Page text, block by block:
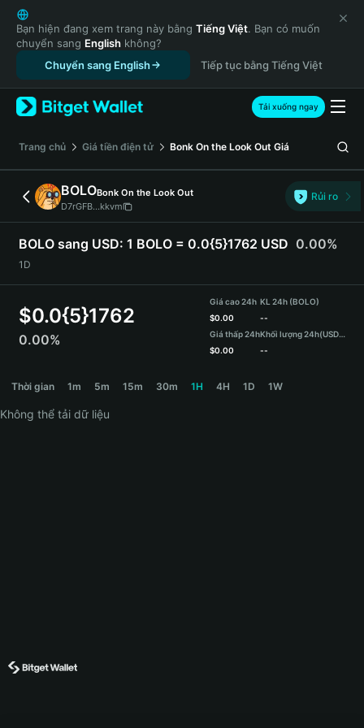
English
日本語
Tiếng Việt
Русский
Español (Latinoamérica)
Türkçe
Français
Deutsch
简体中文
繁體中文
Português (Portugal)
Bahasa Indonesia
ภาษาไทย
हिन्दी
Español
Português (Brasil)
Bạn hiện đang xem trang này bằng Tiếng Việt. Bạn có muốn
chuyển sang English không?
Chuyển sang English
Tiếp tục bằng Tiếng Việt
Tải xuống ngay
‌Trang chủ Giá tiền điện tử Bonk On the Look Out Giá
BOLOBonk On the Look Out
D7rGFB...kkvm
Rủi ro
BOLO sang USD: 1 BOLO = 0.0{5}1762 USD 0.00%
1D
$0.0{5}1762
0.00%
Giá cao 24h
$0.00
Giá thấp 24h
$0.00
KL 24h (BOLO)
--
Khối lượng 24h(USDT)
--
Thời gian 1m 5m 15m 30m 1H 4H 1D 1W
Không thể tải dữ liệu